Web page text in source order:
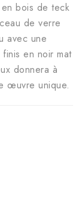
bois de teck
de verre
avec une
en noir mat
donnera à
œuvre unique.